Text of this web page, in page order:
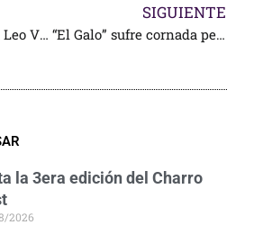
Puerta Grande para Leo Valadez
SIGUIENTE
“El Galo” sufre cornada penetrante de tórax y otra en el muslo izquierdo
la 3era edición del Charro
2026